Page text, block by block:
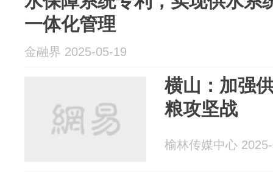
一体化管理
金融界 2025-05-19
横山：加强
粮攻坚战
榆林传媒中心